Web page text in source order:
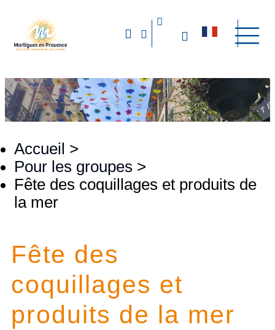
Accueil >
Pour les groupes >
Fête des coquillages et produits de
la mer
Fête des
coquillages et
produits de la mer